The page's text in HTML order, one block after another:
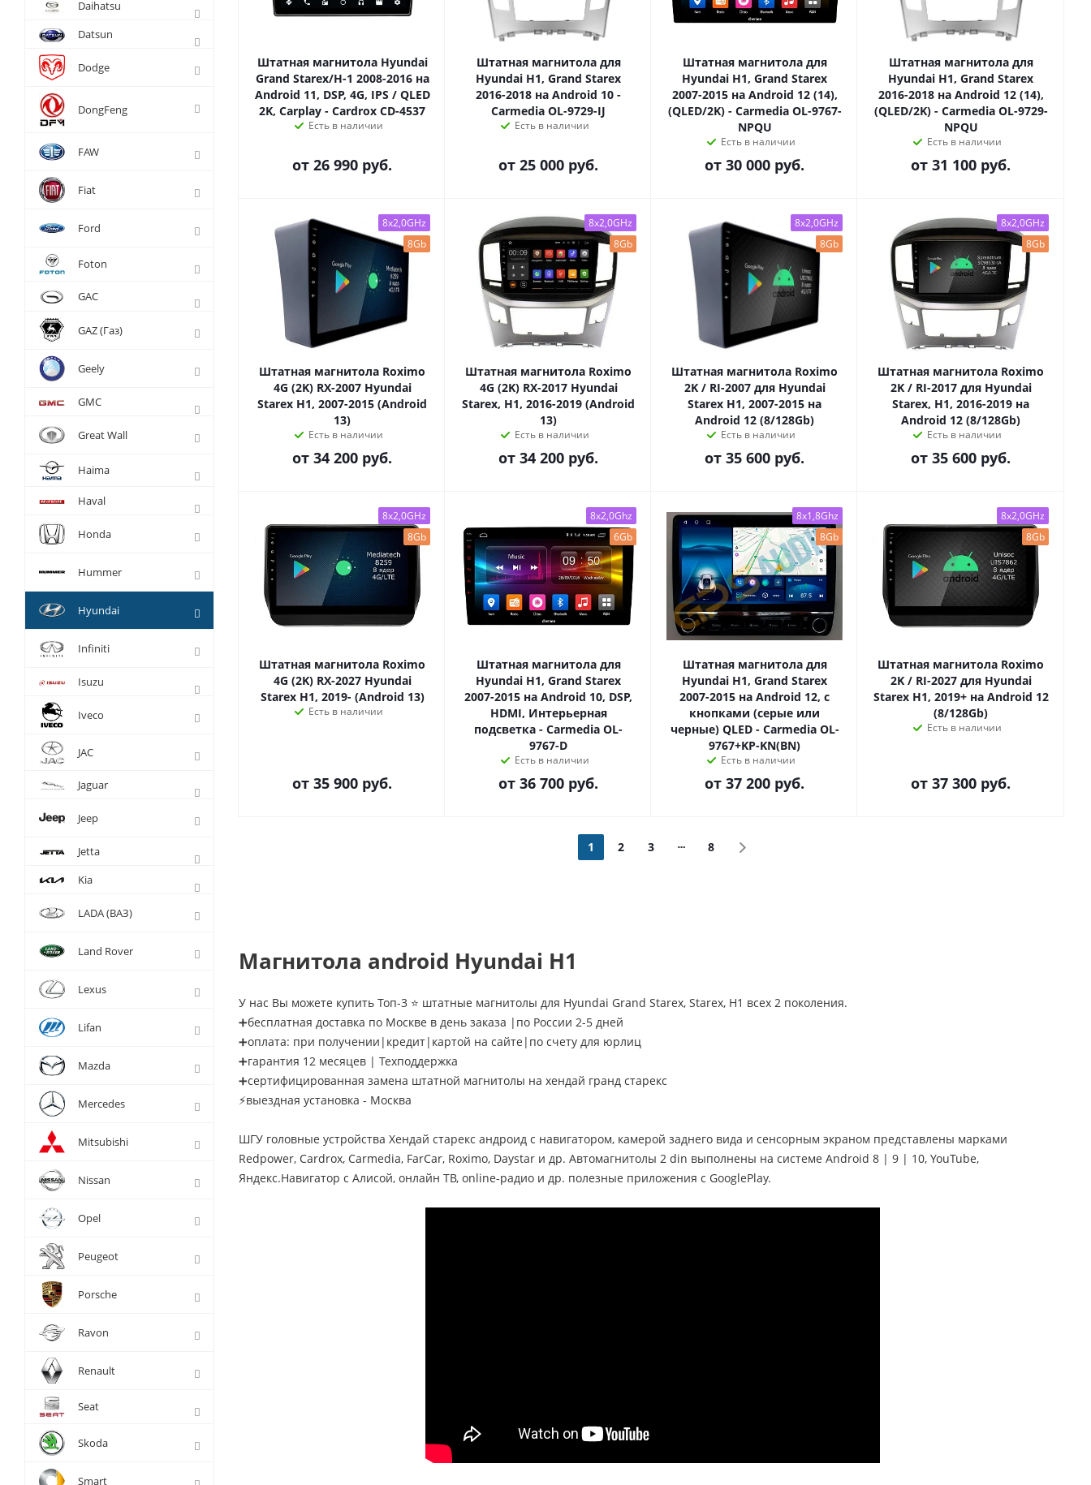
Штатная магнитола Hyundai
Grand Starex/H-1 2008-2016 на
Android 11, DSP, 4G, IPS / QLED
2K, Carplay - Cardrox CD-4537
Есть в наличии
от 26 990 руб.
Штатная магнитола для
Hyundai H1, Grand Starex
2016-2018 на Android 10 -
Carmedia OL-9729-IJ
Есть в наличии
от 25 000 руб.
Штатная магнитола для
Hyundai H1, Grand Starex
2007-2015 на Android 12 (14),
(QLED/2K) - Carmedia OL-9767-
NPQU
Есть в наличии
от 30 000 руб.
Штатная магнитола для
Hyundai H1, Grand Starex
2016-2018 на Android 12 (14),
(QLED/2K) - Carmedia OL-9729-
NPQU
Есть в наличии
от 31 100 руб.
8x2,0GHz
8Gb
Штатная магнитола Roximo
4G (2K) RX-2007 Hyundai
Starex H1, 2007-2015 (Android
13)
Есть в наличии
от 34 200 руб.
8x2,0GHz
8Gb
Штатная магнитола Roximo
4G (2K) RX-2017 Hyundai
Starex, H1, 2016-2019 (Android
13)
Есть в наличии
от 34 200 руб.
8x2,0GHz
8Gb
Штатная магнитола Roximo
2K / RI-2007 для Hyundai
Starex H1, 2007-2015 на
Android 12 (8/128Gb)
Есть в наличии
от 35 600 руб.
8x2,0GHz
8Gb
Штатная магнитола Roximo
2K / RI-2017 для Hyundai
Starex, H1, 2016-2019 на
Android 12 (8/128Gb)
Есть в наличии
от 35 600 руб.
8x2,0GHz
8Gb
Штатная магнитола Roximo
4G (2K) RX-2027 Hyundai
Starex H1, 2019- (Android 13)
Есть в наличии
от 35 900 руб.
8x2,0Ghz
6Gb
Штатная магнитола для
Hyundai H1, Grand Starex
2007-2015 на Android 10, DSP,
HDMI, Интерьерная
подсветка - Carmedia OL-
9767-D
Есть в наличии
от 36 700 руб.
8x1,8Ghz
8Gb
Штатная магнитола для
Hyundai H1, Grand Starex
2007-2015 на Android 12, с
кнопками (серые или
черные) QLED - Carmedia OL-
9767+KP-KN(BN)
Есть в наличии
от 37 200 руб.
8x2,0GHz
8Gb
Штатная магнитола Roximo
2K / RI-2027 для Hyundai
Starex H1, 2019+ на Android 12
(8/128Gb)
Есть в наличии
от 37 300 руб.
1 2 3 8
Магнитола android Hyundai H1
У нас Вы можете купить Топ-3 ⭐ штатные магнитолы для Hyundai Grand Starex, Starex, H1 всех 2 поколения.
➕бесплатная доставка по Москве в день заказа |по России 2-5 дней
➕оплата: при получении|кредит|картой на сайте|по счету для юрлиц
➕гарантия 12 месяцев | Техподдержка
➕сертифицированная замена штатной магнитолы на хендай гранд старекс
⚡выездная установка - Москва
ШГУ головные устройства Хендай старекс андроид с навигатором, камерой заднего вида и сенсорным экраном представлены марками
Redpower, Cardrox, Carmedia, FarCar, Roximo, Daystar и др. Автомагнитолы 2 din выполнены на системе Android 8 | 9 | 10, YouTube,
Яндекс.Навигатор с Алисой, онлайн ТВ, online-радио и др. полезные приложения с GooglePlay.
Daihatsu
Datsun
Dodge
DongFeng
FAW
Fiat
Ford
Foton
GAC
GAZ (Газ)
Geely
GMC
Great Wall
Haima
Haval
Honda
Hummer
Hyundai
Infiniti
Isuzu
Iveco
JAC
Jaguar
Jeep
Jetta
Kia
LADA (ВАЗ)
Land Rover
Lexus
Lifan
Mazda
Mercedes
Mitsubishi
Nissan
Opel
Peugeot
Porsche
Ravon
Renault
Seat
Skoda
Smart